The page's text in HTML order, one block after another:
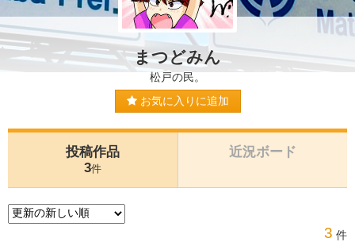
まつどみん
松戸の民。
お気に入りに追加
投稿作品
3件
近況ボード
3 件